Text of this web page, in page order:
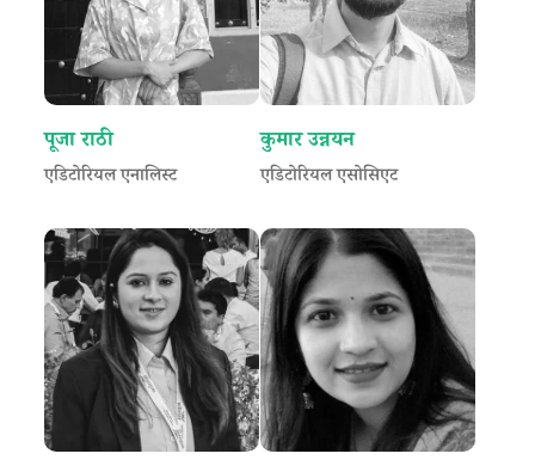
पूजा राठी
एडिटोरियल एनालिस्ट
कुमार उन्नयन
एडिटोरियल एसोसिएट